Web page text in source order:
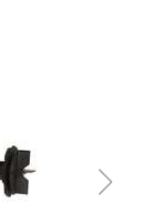
Verkstad